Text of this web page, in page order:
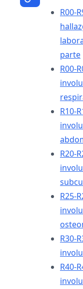
R00-
parte
R00-
R10-
R20-
R25-
R30-
R40-